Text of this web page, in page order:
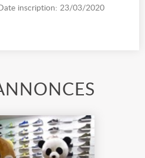
inscription: 23/03/2020